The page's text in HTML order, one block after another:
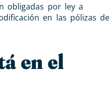
obligadas por ley a
en las pólizas de
en el